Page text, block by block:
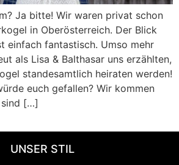
Ja bitte! Wir waren privat schon
in Oberösterreich. Der Blick
einfach fantastisch. Umso mehr
als Lisa & Balthasar uns erzählten,
standesamtlich heiraten werden!
euch gefallen? Wir kommen
sind […]
UNSER STIL